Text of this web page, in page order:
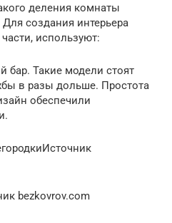
деления комнаты
создания интерьера
используют:
бар. Такие модели стоят
в разы дольше. Простота
обеспечили
bezkovrov.com